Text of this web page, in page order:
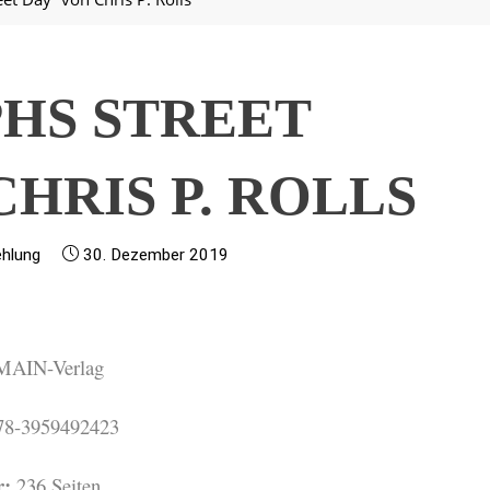
STREET
P. ROLLS
30. Dezember 2019
Verlag
3959492423